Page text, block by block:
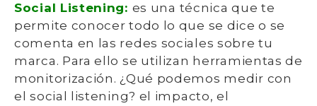
Social Listening: es una técnica que te
permite conocer todo lo que se dice o se
comenta en las redes sociales sobre tu
marca. Para ello se utilizan herramientas de
monitorización. ¿Qué podemos medir con
el social listening? el impacto, el